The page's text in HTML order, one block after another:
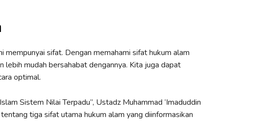
mempunyai sifat. Dengan memahami sifat hukum alam
lebih mudah bersahabat dengannya. Kita juga dapat
optimal.
Sistem Nilai Terpadu”, Ustadz Muhammad ‘Imaduddin
tiga sifat utama hukum alam yang diinformasikan